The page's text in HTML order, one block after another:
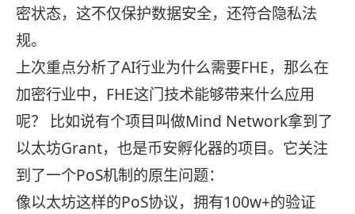
密状态，这不仅保护数据安全，还符合隐私法
规。
上次重点分析了AI行业为什么需要FHE，那么在
加密行业中，FHE这门技术能够带来什么应用
呢？ 比如说有个项目叫做Mind Network拿到了
以太坊Grant，也是币安孵化器的项目。它关注
到了一个PoS机制的原生问题：
像以太坊这样的PoS协议，拥有100w+的验证